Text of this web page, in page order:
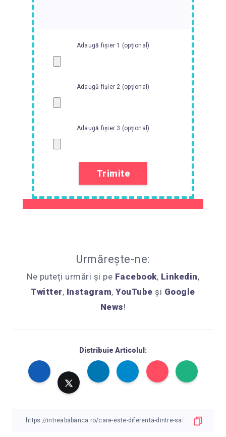
Adaugă fișier 1 (opțional)
Adaugă fișier 2 (opțional)
Adaugă fișier 3 (opțional)
Urmărește-ne:
Ne puteți urmări și pe Facebook, Linkedin,
Twitter, Instagram,YouTube și Google
News!
Distribuie Articolul: